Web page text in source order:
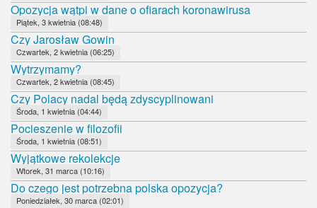
Opozycja wątpi w dane o ofiarach koronawirusa
Piątek, 3 kwietnia (08:48)
Czy Jarosław Gowin
Czwartek, 2 kwietnia (06:25)
Wytrzymamy?
Czwartek, 2 kwietnia (08:45)
Czy Polacy nadal będą zdyscyplinowani
Środa, 1 kwietnia (04:44)
Pocieszenie w filozofii
Środa, 1 kwietnia (08:51)
Wyjątkowe rekolekcje
Wtorek, 31 marca (10:16)
Do czego jest potrzebna polska opozycja?
Poniedziałek, 30 marca (02:01)